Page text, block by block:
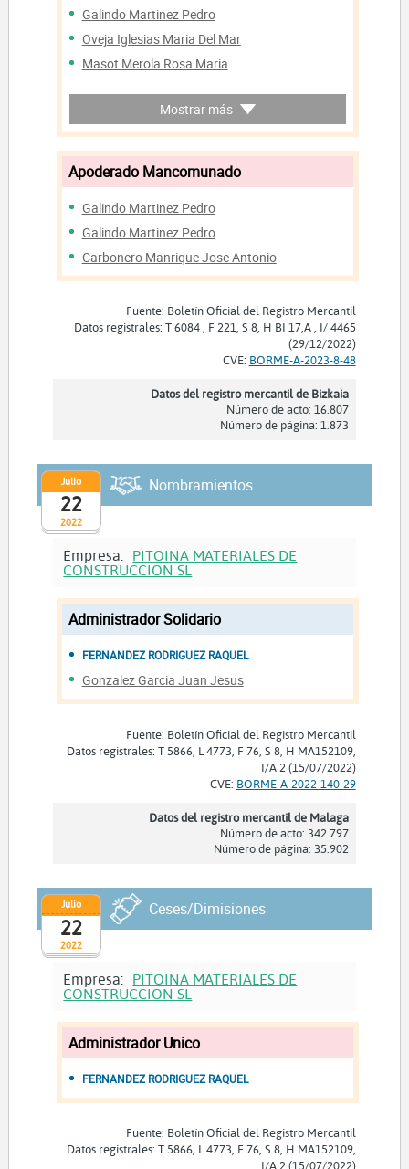
Gutierrez Gutierrez Marcos
Villalba Vicente Ivanna
Deque Mozo Enrique Pablo
Mecerreyes Montserrat David
Maldonado Palomo Isabel Maria
Cañete Marquez Maria Del Mar
Pallares Moya Lucas
Legaspi Quiñoa Jessica
Carretero Diaz Maria Carmen
Calveiro Rodriguez Margarita Maria
Alonso Dominguez Rocio
De Los Cobos Martinez Francisco
Aguade Vidal Lluis
Moruno Garrido Monica
Arenas Morales Maria Jose
Garcia Rodriguez Maria Ester
Garcia Rodriguez Maria Ester
Navas Carrero Alfredo
San Llorente Weir Omar
Puente Miranda Mario
Arola Sanchez Joaquin
Martin Martin Vidal
Martinez Horacio Fernando
Calles Moreta Jesus
Muñoz Heredia Pedro
Galindo Martinez Pedro
Oveja Iglesias Maria Del Mar
Masot Merola Rosa Maria
Ten Castello Patricia
Garcia Serrano Ana Maria
Aragones Santamaria Lucia
Fernandez Herrador Cristina
Mostrar más
Apoderado Mancomunado
Galindo Martinez Pedro
Galindo Martinez Pedro
Carbonero Manrique Jose Antonio
Fuente: Boletín Oficial del Registro Mercantil
Datos registrales: T 6084 , F 221, S 8, H BI 17,A , I/ 4465
(29/12/2022)
CVE: BORME-A-2023-8-48
Datos del registro mercantil de Bizkaia
Número de acto: 16.807
Número de página: 1.873
2022
Julio
22
Nombramientos
Empresa: PITOINA MATERIALES DE
CONSTRUCCION SL
Administrador Solidario
FERNANDEZ RODRIGUEZ RAQUEL
Gonzalez Garcia Juan Jesus
Fuente: Boletín Oficial del Registro Mercantil
Datos registrales: T 5866, L 4773, F 76, S 8, H MA152109,
I/A 2 (15/07/2022)
CVE: BORME-A-2022-140-29
Datos del registro mercantil de Malaga
Número de acto: 342.797
Número de página: 35.902
2022
Julio
22
Ceses/Dimisiones
Empresa: PITOINA MATERIALES DE
CONSTRUCCION SL
Administrador Unico
FERNANDEZ RODRIGUEZ RAQUEL
Fuente: Boletín Oficial del Registro Mercantil
Datos registrales: T 5866, L 4773, F 76, S 8, H MA152109,
I/A 2 (15/07/2022)